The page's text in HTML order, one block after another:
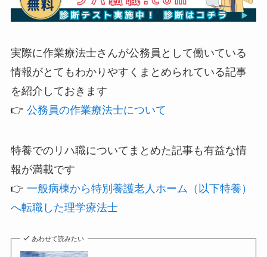
実際に作業療法士さんが公務員として働いている
情報がとてもわかりやすくまとめられている記事
を紹介しておきます
👉 公務員の作業療法士について
特養でのリハ職についてまとめた記事も有益な情
報が満載です
👉 一般病棟から特別養護老人ホーム（以下特養）
へ転職した理学療法士
あわせて読みたい